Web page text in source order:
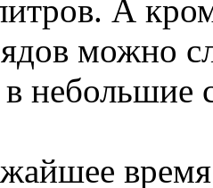
А
можно
в небольшие